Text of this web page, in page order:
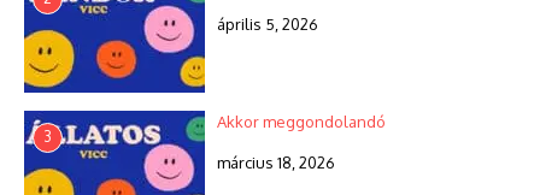
április 5, 2026
3
Akkor meggondolandó
március 18, 2026